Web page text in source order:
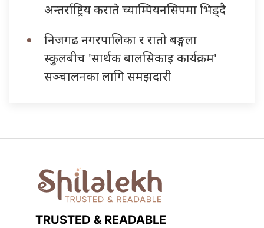
अन्तर्राष्ट्रिय कराते च्याम्पियनसिपमा भिड्दै
निजगढ नगरपालिका र रातो बङ्गला
स्कुलबीच 'सार्थक बालसिकाइ कार्यक्रम'
सञ्चालनका लागि समझदारी
TRUSTED & READABLE